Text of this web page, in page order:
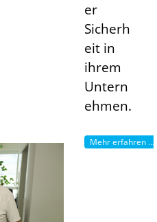
er
Sicherh
eit in
ihrem
Untern
ehmen.
Mehr erfahren ...